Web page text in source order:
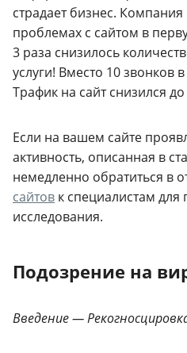
страдает бизнес.
проблемах с сайтом в
3 раза снизилось
услуги! Вместо 10 звонков
Трафик на сайт снизился
Если на вашем сайте
активность, описанная в
немедленно обратиться в
сайтов к специалистам для
исследования.
Подозрение на
Введение —